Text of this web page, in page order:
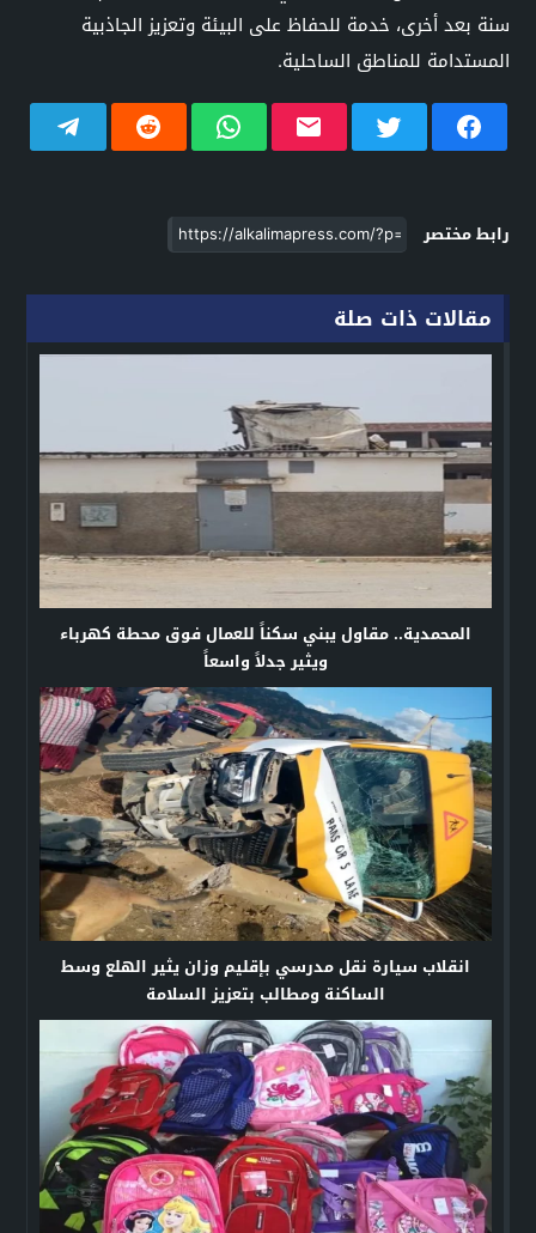
سنة بعد أخرى، خدمة للحفاظ على البيئة وتعزيز الجاذبية
المستدامة للمناطق الساحلية.
رابط مختصر
مقالات ذات صلة
المحمدية.. مقاول يبني سكناً للعمال فوق محطة كهرباء
ويثير جدلاً واسعاً
انقلاب سيارة نقل مدرسي بإقليم وزان يثير الهلع وسط
الساكنة ومطالب بتعزيز السلامة